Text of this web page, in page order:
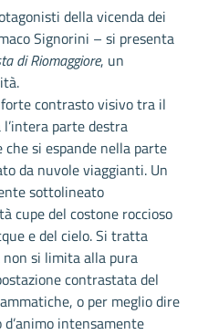
della vicenda dei
Signorini – si presenta
di Riomaggiore, un
contrasto visivo tra il
parte destra
che si espande nella parte
da nuvole viaggianti. Un
sottolineato
cupe del costone roccioso
e del cielo. Si tratta
non si limita alla pura
contrastata del
o per meglio dire
intensamente